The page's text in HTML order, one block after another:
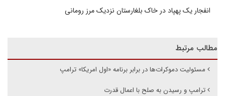
انفجار یک پهپاد در خاک بلغارستان نزدیک مرز رومانی
مطالب مرتبط
مسئولیت دموکرات‌ها در برابر برنامه «اول امریکا» ترامپ
ترامپ و رسیدن به صلح با اعمال قدرت